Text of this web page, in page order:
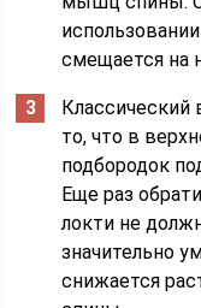
смещается на
Классический
то, что в
подбородок
Еще раз
локти не
значительно
снижается